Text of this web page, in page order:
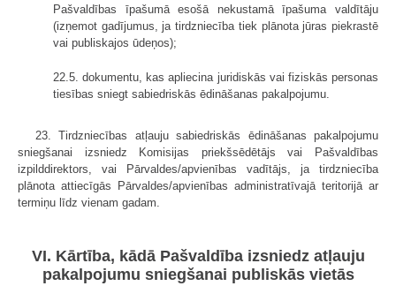
Pašvaldības īpašumā esošā nekustamā īpašuma valdītāju
(izņemot gadījumus, ja tirdzniecība tiek plānota jūras piekrastē
vai publiskajos ūdeņos);
22.5. dokumentu, kas apliecina juridiskās vai fiziskās personas
tiesības sniegt sabiedriskās ēdināšanas pakalpojumu.
23. Tirdzniecības atļauju sabiedriskās ēdināšanas pakalpojumu
sniegšanai izsniedz Komisijas priekšsēdētājs vai Pašvaldības
izpilddirektors, vai Pārvaldes/apvienības vadītājs, ja tirdzniecība
plānota attiecīgās Pārvaldes/apvienības administratīvajā teritorijā ar
termiņu līdz vienam gadam.
VI. Kārtība, kādā Pašvaldība izsniedz atļauju
pakalpojumu sniegšanai publiskās vietās